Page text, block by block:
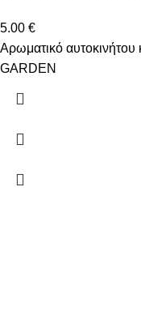
5.00 €
Αρωματικό αυτοκινήτου
GARDEN